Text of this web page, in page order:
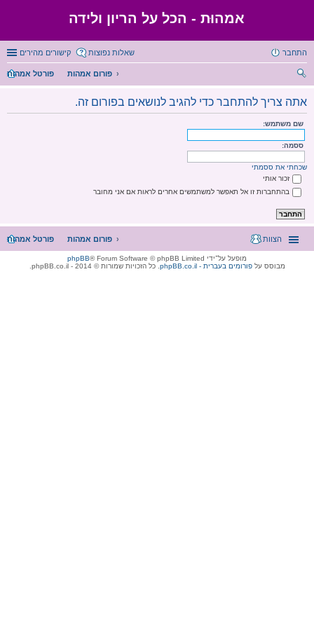
אמהוּת - הכל על הריון ולידה
קישורים מהירים שאלות נפוצות התחבר
פורטל אמהות
פורום אמהות
ש
אתה צריך להתחבר כדי להגיב לנושאים בפורום זה.
שם משתמש:
ססמה:
שכחתי את ססמתי
זכור אותי
בהתחברות זו אל תאפשר למשתמשים אחרים לראות אם אני מחובר
פורטל אמהות פורום אמהות הצוות
מופעל על־ידי phpBB® Forum Software © phpBB Limited
מבוסס עלphpBB.co.il - פורומים בעברית . כל הזכויות שמורות © 2014 - phpBB.co.il.